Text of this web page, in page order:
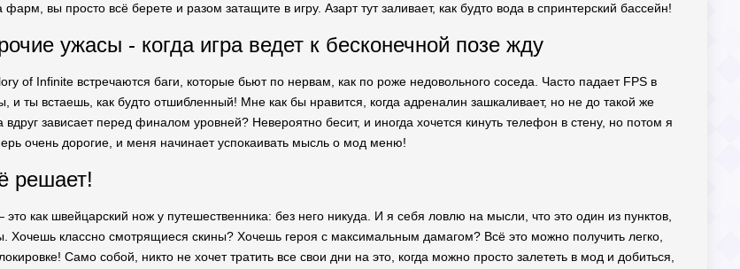
фарм, вы просто всё берете и разом затащите в игру. Азарт тут заливает, как будто вода в спринтерский бассейн!
ужасы - когда игра ведет к бесконечной позе жду
of Infinite встречаются баги, которые бьют по нервам, как по роже недовольного соседа. Часто падает FPS в
и ты встаешь, как будто отшибленный! Мне как бы нравится, когда адреналин зашкаливает, но не до такой же
вдруг зависает перед финалом уровней? Невероятно бесит, и иногда хочется кинуть телефон в стену, но потом я
очень дорогие, и меня начинает успокаивать мысль о мод меню!
решает!
как швейцарский нож у путешественника: без него никуда. И я себя ловлю на мысли, что это один из пунктов,
Хочешь классно смотрящиеся скины? Хочешь героя с максимальным дамагом? Всё это можно получить легко,
Само собой, никто не хочет тратить все свои дни на это, когда можно просто залететь в мод и добиться,